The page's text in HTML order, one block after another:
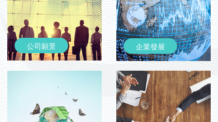
公司願景 企業發展